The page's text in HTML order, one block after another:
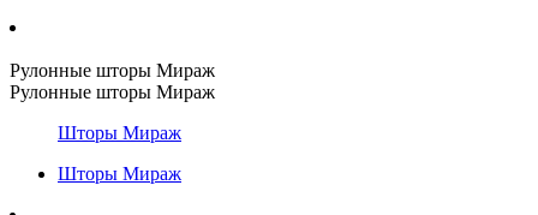
Рулонные шторы Мираж
Рулонные шторы Мираж
Шторы Мираж
Шторы Мираж